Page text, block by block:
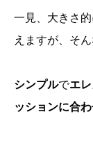
一見、大きさ
えますが、そ
シンプルでエレ
ッションに合